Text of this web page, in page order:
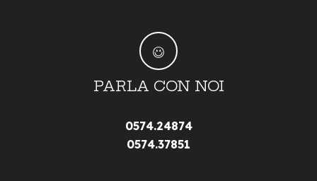
PARLA CON NOI
0574.24874
0574.37851